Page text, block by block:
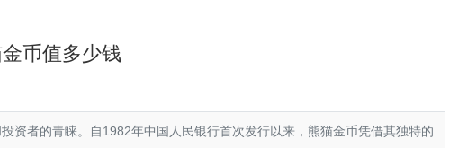
币值多少钱
资者的青睐。自1982年中国人民银行首次发行以来，熊猫金币凭借其独特的